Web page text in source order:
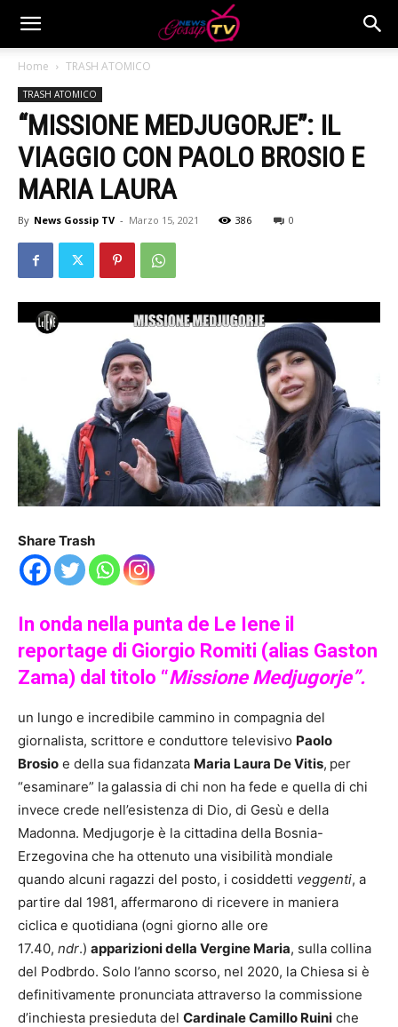
Home TRASH ATOMICO
TRASH ATOMICO
“MISSIONE MEDJUGORJE”: IL
VIAGGIO CON PAOLO BROSIO E
MARIA LAURA
By News Gossip TV - Marzo 15, 2021 386 0
Share Trash
In onda nella punta de Le Iene il
reportage di Giorgio Romiti (alias Gaston
Zama) dal titolo “Missione Medjugorje”.
un lungo e incredibile cammino in compagnia del
giornalista, scrittore e conduttore televisivo Paolo
Brosio e della sua fidanzata Maria Laura De Vitis, per
“esaminare” lagalassia di chi non ha fede e quella di chi
invece crede nell’esistenza di Dio, di Gesù e della
Madonna. Medjugorje è la cittadina della Bosnia-
Erzegovina che ha ottenuto una visibilità mondiale
quando alcuni ragazzi del posto, i cosiddetti veggenti, a
partire dal 1981, affermarono di ricevere in maniera
ciclica e quotidiana (ogni giorno alle ore
17.40, ndr.) apparizioni della Vergine Maria, sulla collina
del Podbrdo. Solo l’anno scorso, nel 2020, la Chiesa si è
definitivamente pronunciata attraverso la commissione
d’inchiesta presieduta del Cardinale Camillo Ruini che